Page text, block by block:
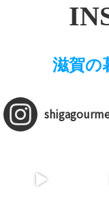
滋賀の